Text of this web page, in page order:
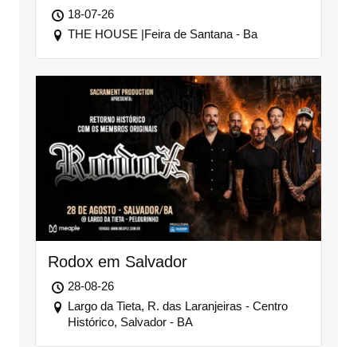
18-07-26
THE HOUSE |Feira de Santana - Ba
Rodox em Salvador
28-08-26
Largo da Tieta, R. das Laranjeiras - Centro
Histórico, Salvador - BA